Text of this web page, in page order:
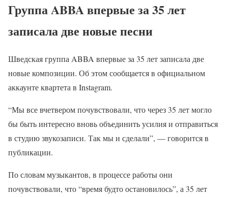
Группа ABBA впервые за 35 лет
записала две новые песни
Шведская группа ABBA впервые за 35 лет записала две
новые композиции. Об этом сообщается в официальном
аккаунте квартета в Instagram.
“Мы все вчетвером почувствовали, что через 35 лет могло
бы быть интересно вновь объединить усилия и отправиться
в студию звукозаписи. Так мы и сделали”, — говорится в
публикации.
По словам музыкантов, в процессе работы они
почувствовали, что “время будто остановилось”, а 35 лет